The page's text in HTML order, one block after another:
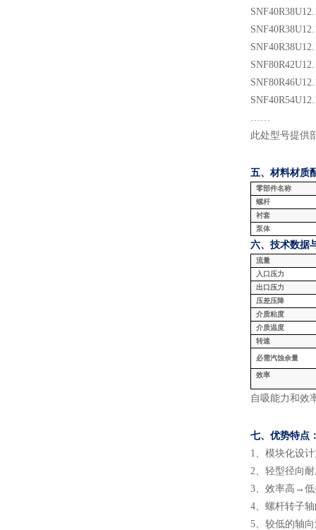
SNF40R38U
SNF40R38U
SNF40R38U
SNF80R42U
SNF80R46U
SNF40R54U
……
此处型号提供
五、材料材质
零部件名称
螺杆
衬套
泵体
六、技术数据
流量
入口压力
出口压力
压差压降
介质粘度
介质温度
转速
必需汽蚀余量
效率
自吸能力和效
七、 优势特点
1、 模块化设
2、 轻型径向
3、 效率高 →低
4、 螺杆转子
5、 较低的轴